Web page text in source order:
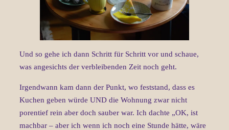
Und so gehe ich dann Schritt für Schritt vor und schaue,
was angesichts der verbleibenden Zeit noch geht.
Irgendwann kam dann der Punkt, wo feststand, dass es
Kuchen geben würde UND die Wohnung zwar nicht
porentief rein aber doch sauber war. Ich dachte „OK, ist
machbar – aber ich wenn ich noch eine Stunde hätte, wäre